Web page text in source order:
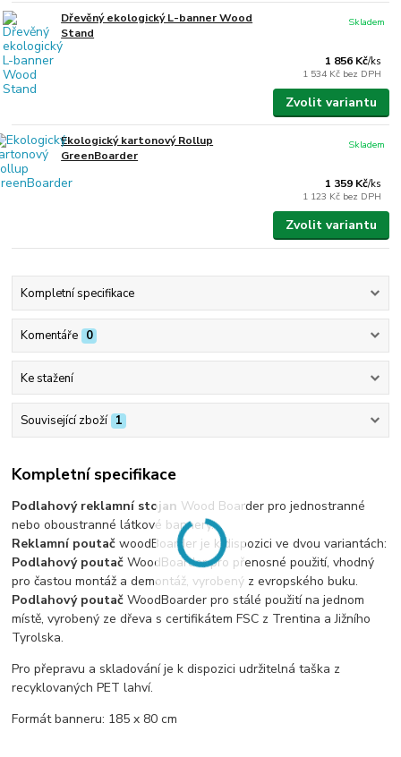
Dřevěný ekologický L-banner Wood
Stand
1 856 Kč/ks
1 534 Kč bez DPH
Skladem
Zvolit variantu
Ekologický kartonový Rollup
GreenBoarder
1 359 Kč/ks
1 123 Kč bez DPH
Skladem
Zvolit variantu
Kompletní specifikace
Komentáře 0
Ke stažení
Související zboží 1
Kompletní specifikace
Podlahový reklamní stojan Wood Boarder pro jednostranné
nebo oboustranné látkové bannery.
Reklamní poutač woodBoarder je k dispozici ve dvou variantách:
Podlahový poutač WoodBoarder pro přenosné použití, vhodný
pro častou montáž a demontáž, vyrobený z evropského buku.
Podlahový poutač WoodBoarder pro stálé použití na jednom
místě, vyrobený ze dřeva s certifikátem FSC z Trentina a Jižního
Tyrolska.
Pro přepravu a skladování je k dispozici udržitelná taška z
recyklovaných PET lahví.
Formát banneru: 185 x 80 cm